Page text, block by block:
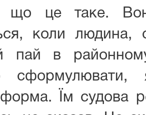
що це таке.
коли
пай в
сформулювати,
Їм судова